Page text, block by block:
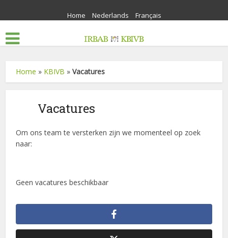
Home Nederlands Français
Home » KBIVB »Vacatures
Vacatures
Om ons team te versterken zijn we momenteel op zoek
naar:
Geen vacatures beschikbaar